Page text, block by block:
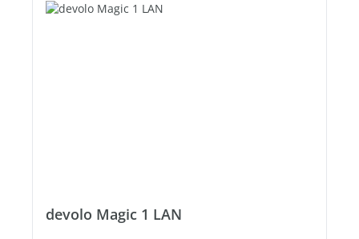
devolo Magic 1 LAN